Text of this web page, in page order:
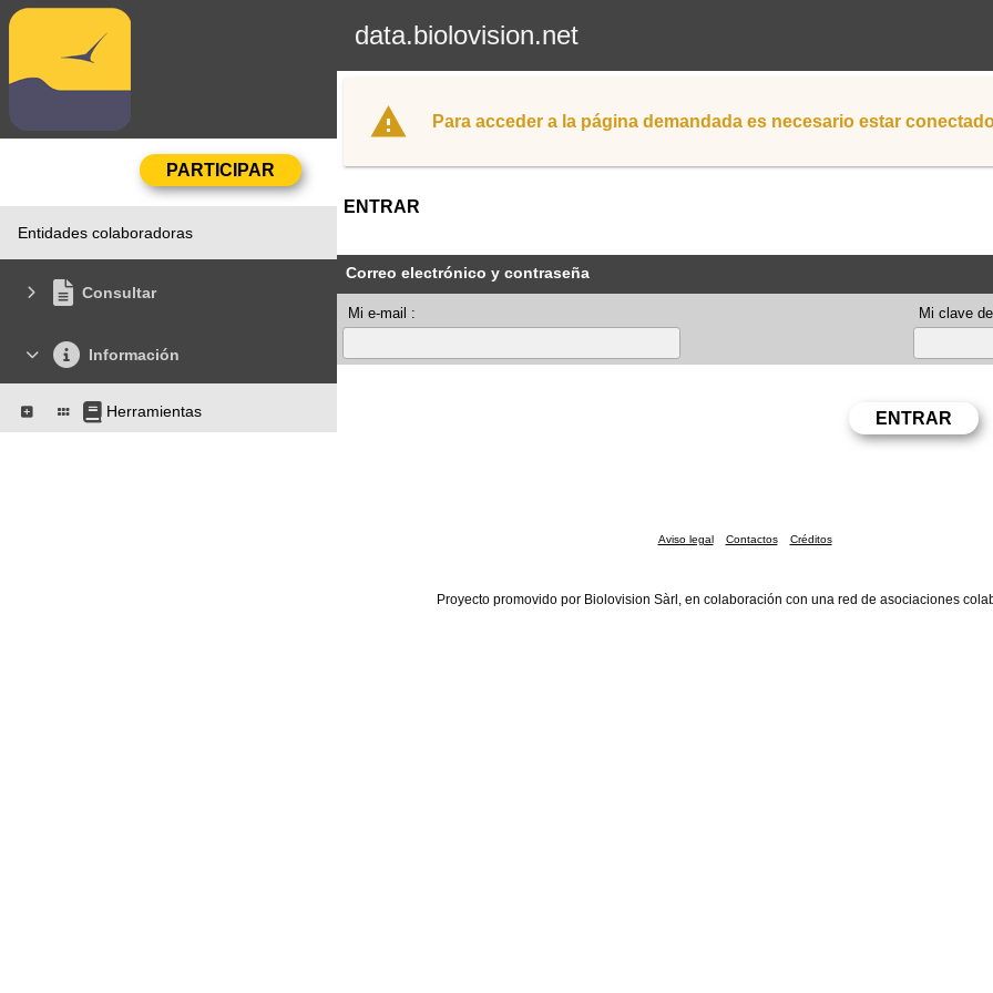
data.biolovision.net
Entidades colaboradoras
Consultar
Información
Herramientas
Para acceder a la página demandada es necesario estar
ENTRAR
Correo electrónico y contraseña
Mi e-mail : Mi clave
Aviso legal Contactos Créditos
Proyecto promovido por Biolovision Sàrl, en colaboración con una red de asociaciones